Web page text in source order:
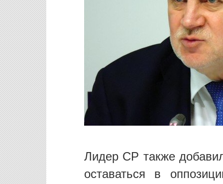
Лидер СР также
оставаться в